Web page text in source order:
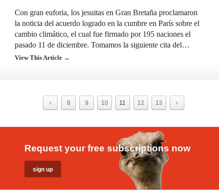
Con gran euforia, los jesuitas en Gran Bretaña proclamaron
la noticia del acuerdo logrado en la cumbre en París sobre el
cambio climático, el cual fue firmado por 195 naciones el
pasado 11 de diciembre. Tomamos la siguiente cita del…
View This Article →
‹ 8 9 10 11 12 13 ›
Request your free subscriptions now